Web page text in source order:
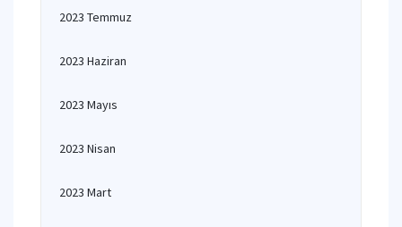
2023 Temmuz
2023 Haziran
2023 Mayıs
2023 Nisan
2023 Mart